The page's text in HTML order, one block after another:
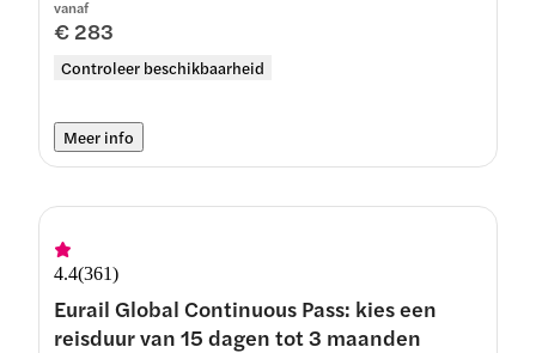
vanaf
€ 283
Controleer beschikbaarheid
Meer info
4.4(361)
Eurail Global Continuous Pass: kies een
reisduur van 15 dagen tot 3 maanden